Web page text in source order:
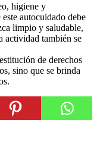
higiene y
autocuidado debe
limpio y saludable,
actividad también se
de derechos
sino que se brinda